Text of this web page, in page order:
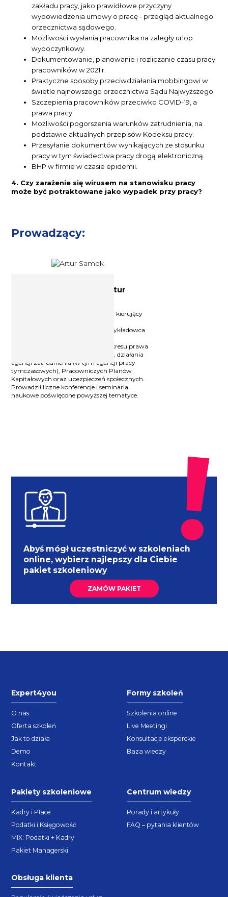
zakładu pracy, jako prawidłowe przyczyny
wypowiedzenia umowy o pracę - przegląd aktualnego
orzecznictwa sądowego.
Możliwości wysłania pracownika na zaległy urlop
wypoczynkowy.
Dokumentowanie, planowanie i rozliczanie czasu pracy
pracowników w 2021 r.
Praktyczne sposoby przeciwdziałania mobbingowi w
świetle najnowszego orzecznictwa Sądu Najwyższego.
Szczepienia pracowników przeciwko COVID-19, a
prawa pracy.
Możliwości pogorszenia warunków zatrudnienia, na
podstawie aktualnych przepisów Kodeksu pracy.
Przesyłanie dokumentów wynikających ze stosunku
pracy w tym świadectwa pracy drogą elektroniczną.
BHP w firmie w czasie epidemii.
4. Czy zarażenie się wirusem na stanowisku pracy
może być potraktowane jako wypadek przy pracy?
Prowadzący:
Ekspert ds. prawa pracy Artur
Radca prawny, nadinspektor pracy kierujący
Inspektoracie Pracy w Krakowie, wykładowca
Doświadczony trener szkoleń z zakresu prawa
pracy, ochrony danych osobowych, działania
agencji zatrudnienia (w tym agencji pracy
tymczasowych), Pracowniczych Planów
Kapitałowych oraz ubezpieczeń społecznych.
Prowadził liczne konferencje i seminaria
naukowe poświęcone powyższej tematyce.
Abyś mógł uczestniczyć w szkoleniach
online, wybierz najlepszy dla Ciebie
pakiet szkoleniowy
ZAMÓW PAKIET
Expert4you
O nas
Oferta szkoleń
Jak to działa
Demo
Kontakt
Formy szkoleń
Szkolenia online
Live Meetingi
Konsultacje eksperckie
Baza wiedzy
Pakiety szkoleniowe
Kadry i Płace
Podatki i Księgowość
MIX: Podatki + Kadry
Pakiet Managerski
Centrum wiedzy
Porady i artykuły
FAQ – pytania klientów
Obsługa klienta